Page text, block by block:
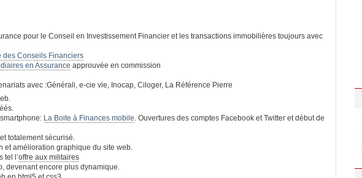
pour le Conseil en Investissement Financier et les transactions immobilières toujours avec
des Conseils Financiers
en Assurance approuvée en commission
avec :Générali, e-cie vie, Inocap, Ciloger, La Référence Pierre
La Boite à Finances mobile. Ouvertures des comptes Facebook et Twitter et début de
totalement sécurisé.
et amélioration graphique du site web.
tel l’offre aux militaires
devenant encore plus dynamique.